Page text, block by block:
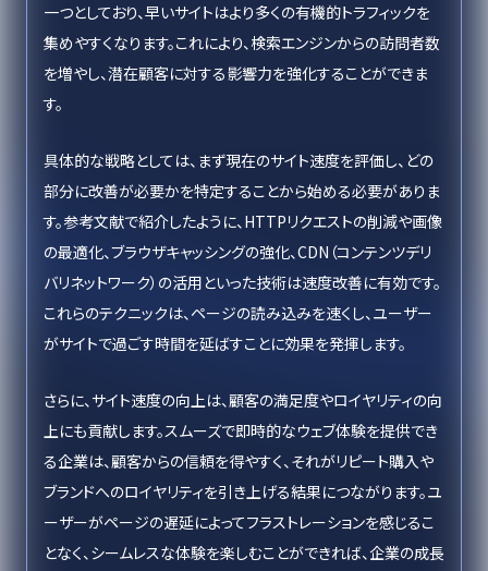
一つとしており、早いサイトはより多くの有機的トラフィックを
集めやすくなります。これにより、検索エンジンからの訪問者数
を増やし、潜在顧客に対する影響力を強化することができま
す。
具体的な戦略としては、まず現在のサイト速度を評価し、どの
部分に改善が必要かを特定することから始める必要がありま
す。参考文献で紹介したように、HTTPリクエストの削減や画像
の最適化、ブラウザキャッシングの強化、CDN（コンテンツデリ
バリネットワーク）の活用といった技術は速度改善に有効です。
これらのテクニックは、ページの読み込みを速くし、ユーザー
がサイトで過ごす時間を延ばすことに効果を発揮します。
さらに、サイト速度の向上は、顧客の満足度やロイヤリティの向
上にも貢献します。スムーズで即時的なウェブ体験を提供でき
る企業は、顧客からの信頼を得やすく、それがリピート購入や
ブランドへのロイヤリティを引き上げる結果につながります。ユ
ーザーがページの遅延によってフラストレーションを感じるこ
となく、シームレスな体験を楽しむことができれば、企業の成長